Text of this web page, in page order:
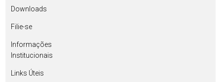
Downloads
Filie-se
Informações
Institucionais
Links Úteis